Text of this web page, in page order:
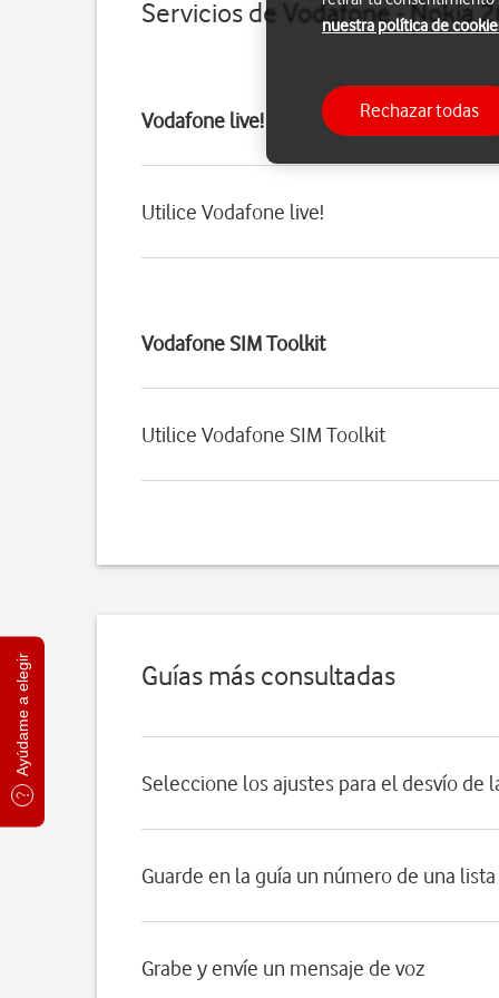
Ayúdame a elegir
Servicios de Vodafone - Nokia
Vodafone live!
Utilice Vodafone live!
Vodafone SIM Toolkit
Utilice Vodafone SIM Toolkit
Guías más consultadas
Seleccione los ajustes para el desvío de
Guarde en la guía un número de una
Grabe y envíe un mensaje de voz
nuestra política de
Rechazar todas